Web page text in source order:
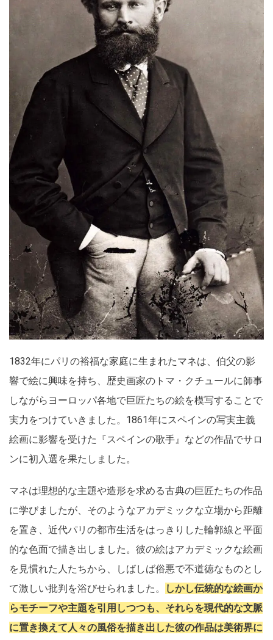
1832年にパリの裕福な家庭に生まれたマネは、伯父の影
響で絵に興味を持ち、歴史画家のトマ・クチュールに師事
しながらヨーロッパ各地で巨匠たちの絵を模写することで
実力をつけていきました。1861年にスペインの写実主義
絵画に影響を受けた『スペインの歌手』などの作品でサロ
ンに初入選を果たしました。
マネは理想的な主題や造形を求める古典の巨匠たちの作品
に学びましたが、そのようなアカデミックな立場から距離
を置き、近代パリの都市生活をはっきりした輪郭線と平面
的な色面で描き出しました。彼の絵はアカデミックな絵画
を見慣れた人たちから、しばしば俗悪で不道徳なものとし
て激しい批判を浴びせられました。
しかし伝統的な絵画か
らモチーフや主題を引用しつつも、それらを現代的な文脈
に置き換えて人々の風俗を描き出した彼の作品は美術界に